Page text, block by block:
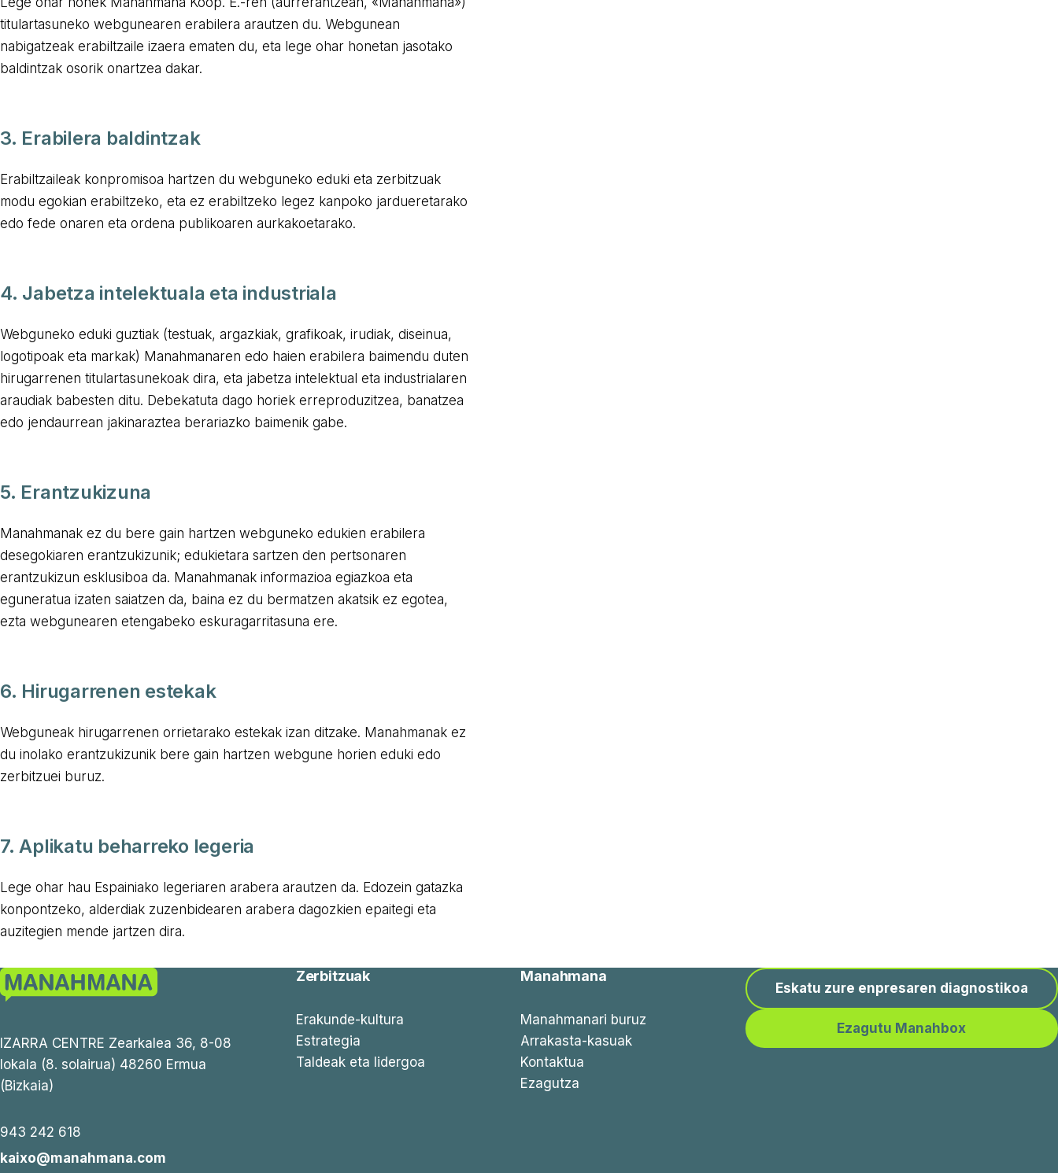
titulartasuneko webgunearen erabilera arautzen du. Webgunean
nabigatzeak erabiltzaile izaera ematen du, eta lege ohar honetan jasotako
baldintzak osorik onartzea dakar.
3. Erabilera baldintzak
Erabiltzaileak konpromisoa hartzen du webguneko eduki eta zerbitzuak
modu egokian erabiltzeko, eta ez erabiltzeko legez kanpoko jardueretarako
edo fede onaren eta ordena publikoaren aurkakoetarako.
4. Jabetza intelektuala eta industriala
Webguneko eduki guztiak (testuak, argazkiak, grafikoak, irudiak, diseinua,
logotipoak eta markak) Manahmanaren edo haien erabilera baimendu duten
hirugarrenen titulartasunekoak dira, eta jabetza intelektual eta industrialaren
araudiak babesten ditu. Debekatuta dago horiek erreproduzitzea, banatzea
edo jendaurrean jakinaraztea berariazko baimenik gabe.
5. Erantzukizuna
Manahmanak ez du bere gain hartzen webguneko edukien erabilera
desegokiaren erantzukizunik; edukietara sartzen den pertsonaren
erantzukizun esklusiboa da. Manahmanak informazioa egiazkoa eta
eguneratua izaten saiatzen da, baina ez du bermatzen akatsik ez egotea,
ezta webgunearen etengabeko eskuragarritasuna ere.
6. Hirugarrenen estekak
Webguneak hirugarrenen orrietarako estekak izan ditzake. Manahmanak ez
du inolako erantzukizunik bere gain hartzen webgune horien eduki edo
zerbitzuei buruz.
7. Aplikatu beharreko legeria
Lege ohar hau Espainiako legeriaren arabera arautzen da. Edozein gatazka
konpontzeko, alderdiak zuzenbidearen arabera dagozkien epaitegi eta
auzitegien mende jartzen dira.
IZARRA CENTRE Zearkalea 36, 8-08
lokala (8. solairua) 48260 Ermua
(Bizkaia)
943 242 618
kaixo@manahmana.com
Zerbitzuak
Erakunde-kultura
Estrategia
Taldeak eta lidergoa
Manahmana
Manahmanari buruz
Arrakasta-kasuak
Kontaktua
Ezagutza
Eskatu zure enpresaren diagnostikoa
Ezagutu Manahbox